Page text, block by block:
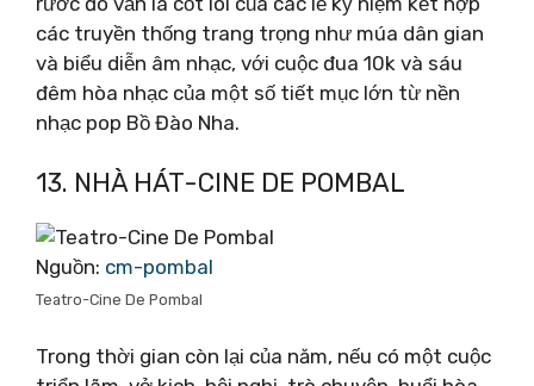
các truyền thống trang trọng như múa dân gian
và biểu diễn âm nhạc, với cuộc đua 10k và sáu
đêm hòa nhạc của một số tiết mục lớn từ nền
nhạc pop Bồ Đào Nha.
13. NHÀ HÁT-CINE DE POMBAL
Nguồn: cm-pombal
Teatro-Cine De Pombal
Trong thời gian còn lại của năm, nếu có một cuộc